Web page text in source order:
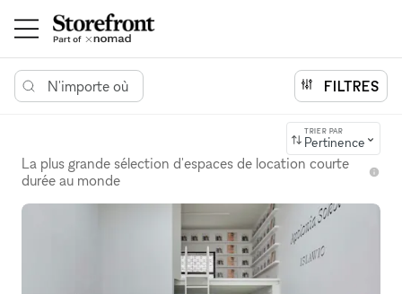
N'importe où FILTRES
TRIER PAR
Pertinence
La plus grande sélection d'espaces de location courte
durée au monde